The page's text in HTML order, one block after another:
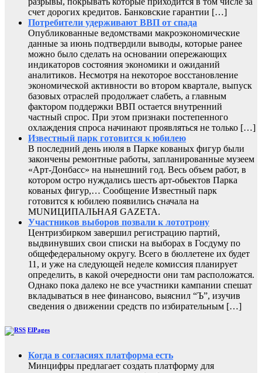
счет дорогих кредитов. Банковские гарантии […]
Потребители удерживают ВВП от спада
Опубликованные ведомствами макроэкономические
данные за июнь подтвердили выводы, которые ранее
можно было сделать на основании опережающих
индикаторов состояния экономики и ожиданий
аналитиков. Несмотря на некоторое восстановление
экономической активности во втором квартале, выпуск
базовых отраслей продолжает слабеть, а главным
фактором поддержки ВВП остается внутренний
частный спрос. При этом признаки постепенного
охлаждения спроса начинают проявляться не только […]
Известный парк готовится к юбилею
В последний день июля в Парке кованых фигур были
закончены ремонтные работы, запланированные музеем
«Арт-Донбасс» на нынешний год. Весь объем работ, в
котором остро нуждались шесть арт-обьектов Парка
кованых фигур,… Сообщение Известный парк
готовится к юбилею появились сначала на
MUNИЦИПАЛЬНАЯ GAZЕТА.
Участников выборов позвали к лототрону
Центризбирком завершил регистрацию партий,
выдвинувших свои списки на выборах в Госдуму по
общефедеральному округу. Всего в бюллетене их будет
11, и уже на следующей неделе комиссия планирует
определить, в какой очередности они там расположатся.
Однако пока далеко не все участники кампании спешат
вкладываться в нее финансово, выяснил “Ъ”, изучив
сведения о движении средств по избирательным […]
ElPages
Когда в согласиях платформа есть
Минцифры предлагает создать платформу для